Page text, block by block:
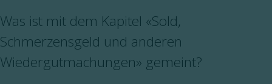
Was ist mit dem Kapitel «Sold,
Schmerzensgeld und anderen
Wiedergutmachungen» gemeint?